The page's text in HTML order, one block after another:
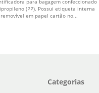
para bagagem confeccionado
(PP). Possui etiqueta interna
removível em papel cartão no...
Categorias